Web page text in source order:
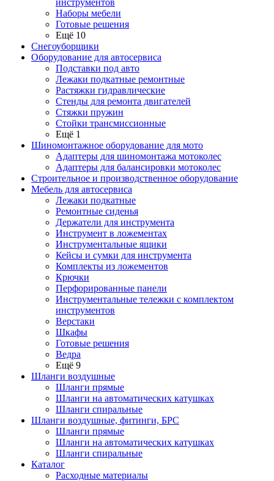
инструментов
Наборы мебели
Готовые решения
Ещё 10
Снегоуборщики
Оборудование для автосервиса
Подставки под авто
Лежаки подкатные ремонтные
Растяжки гидравлические
Стенды для ремонта двигателей
Стяжки пружин
Стойки трансмиссионные
Ещё 1
Шиномонтажное оборудование для мото
Адаптеры для шиномонтажа мотоколес
Адаптеры для балансировки мотоколес
Строительное и производственное оборудование
Мебель для автосервиса
Лежаки подкатные
Ремонтные сиденья
Держатели для инструмента
Инструмент в ложементах
Инструментальные ящики
Кейсы и сумки для инструмента
Комплекты из ложементов
Крючки
Перфорированные панели
Инструментальные тележки с комплектом
инструментов
Верстаки
Шкафы
Готовые решения
Ведра
Ещё 9
Шланги воздушные
Шланги прямые
Шланги на автоматических катушках
Шланги спиральные
Шланги воздушные, фитинги, БРС
Шланги прямые
Шланги на автоматических катушках
Шланги спиральные
Каталог
Расходные материалы